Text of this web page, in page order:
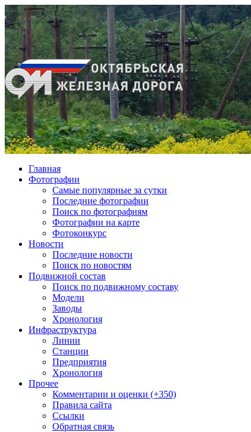
Главная
Фотографии
Cамые популярные за сутки
Последние фотографии
Поиск по фотографиям
Фотографии на карте
Фотоконкурс
Новости
Последние новости
Поиск по новостям
Подвижной состав
Поиск по подвижному составу
Модели
Заводы
Хронология
Инфраструктура
Линии
Станции
Предприятия
Хронология
Прочее
Комментарии и оценки (+350)
Правила сайта
Ссылки
Обратная связь